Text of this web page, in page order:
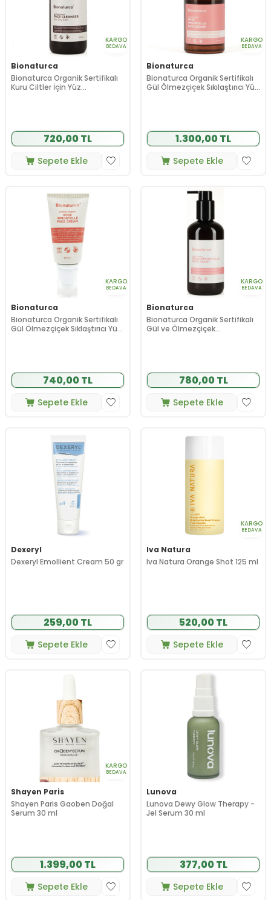
KARGO
BEDAVA
Bionaturca
Bionaturca Organik Sertifikalı
Kuru Ciltler İçin Yüz
720,00 TL
Sepete Ekle
KARGO
BEDAVA
Bionaturca
Bionaturca Organik Sertifikalı
Gül Ölmezçiçek Sıkılaştırıcı Yüz
1.300,00 TL
Sepete Ekle
KARGO
BEDAVA
Bionaturca
Bionaturca Organik Sertifikalı
Gül Ölmezçiçek Sıklaştırıcı Yüz
740,00 TL
Sepete Ekle
KARGO
BEDAVA
Bionaturca
Bionaturca Organik Sertifikalı
Gül ve Ölmezçiçek
780,00 TL
Sepete Ekle
Dexeryl
Dexeryl Emollient Cream 50 gr
259,00 TL
Sepete Ekle
KARGO
BEDAVA
Iva Natura
Iva Natura Orange Shot 125 ml
520,00 TL
Sepete Ekle
KARGO
BEDAVA
Shayen Paris
Shayen Paris Gaoben Doğal
Serum 30 ml
1.399,00 TL
Sepete Ekle
Lunova
Lunova Dewy Glow Therapy -
Jel Serum 30 ml
377,00 TL
Sepete Ekle